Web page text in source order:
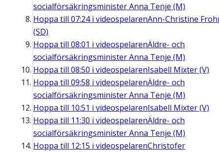
socialförsäkringsminister Anna Tenje (M)
Hoppa till 07:24i videospelarenAnn-Christine
(SD)
Hoppa till 08:01 i videospelarenÄldre- och
socialförsäkringsminister Anna Tenje (M)
Hoppa till 08:50 i videospelarenIsabell Mixter (V)
Hoppa till 09:58 i videospelarenÄldre- och
socialförsäkringsminister Anna Tenje (M)
Hoppa till 10:51 i videospelarenIsabell Mixter (V)
Hoppa till 11:30 i videospelarenÄldre- och
socialförsäkringsminister Anna Tenje (M)
Hoppa till 12:15 i videospelarenChristofer